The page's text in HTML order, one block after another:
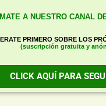
A NUESTRO CANAL
PRIMERO SOBRE LOS
(suscripción gratuita y
CLICK AQUÍ PARA